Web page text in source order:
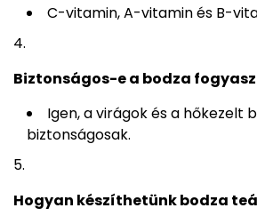
C-vitamin, A-vitamin és B-
Biztonságos-e a bodza
Igen, a virágok és a hőkezelt
biztonságosak.
Hogyan készíthetünk bodza